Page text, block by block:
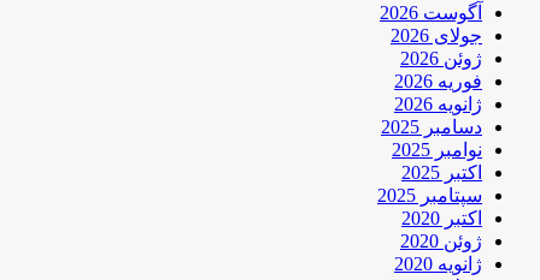
آگوست 2026
جولای 2026
ژوئن 2026
فوریه 2026
ژانویه 2026
دسامبر 2025
نوامبر 2025
اکتبر 2025
سپتامبر 2025
اکتبر 2020
ژوئن 2020
ژانویه 2020